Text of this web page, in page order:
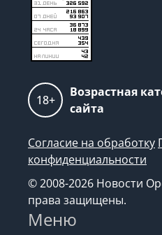
18+
Возрастная
сайта
Согласие на обработку
конфиденциальности
© 2008-2026 Новости
права защищены.
Меню